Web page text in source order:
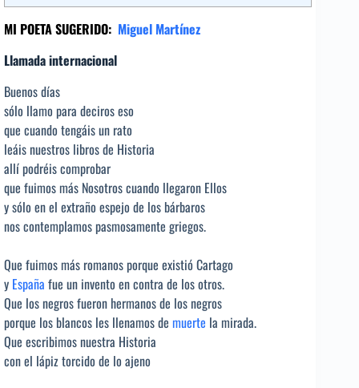
MI POETA SUGERIDO: Miguel Martínez
Llamada internacional
Buenos días
sólo llamo para deciros eso
que cuando tengáis un rato
leáis nuestros libros de Historia
allí podréis comprobar
que fuimos más Nosotros cuando llegaron Ellos
y sólo en el extraño espejo de los bárbaros
nos contemplamos pasmosamente griegos.
Que fuimos más romanos porque existió Cartago
y España fue un invento en contra de los otros.
Que los negros fueron hermanos de los negros
porque los blancos les llenamos de muerte la mirada.
Que escribimos nuestra Historia
con el lápiz torcido de lo ajeno